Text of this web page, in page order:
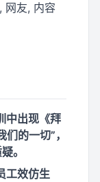
网友, 内容
中出现《拜
的一切”，
。
工效仿生